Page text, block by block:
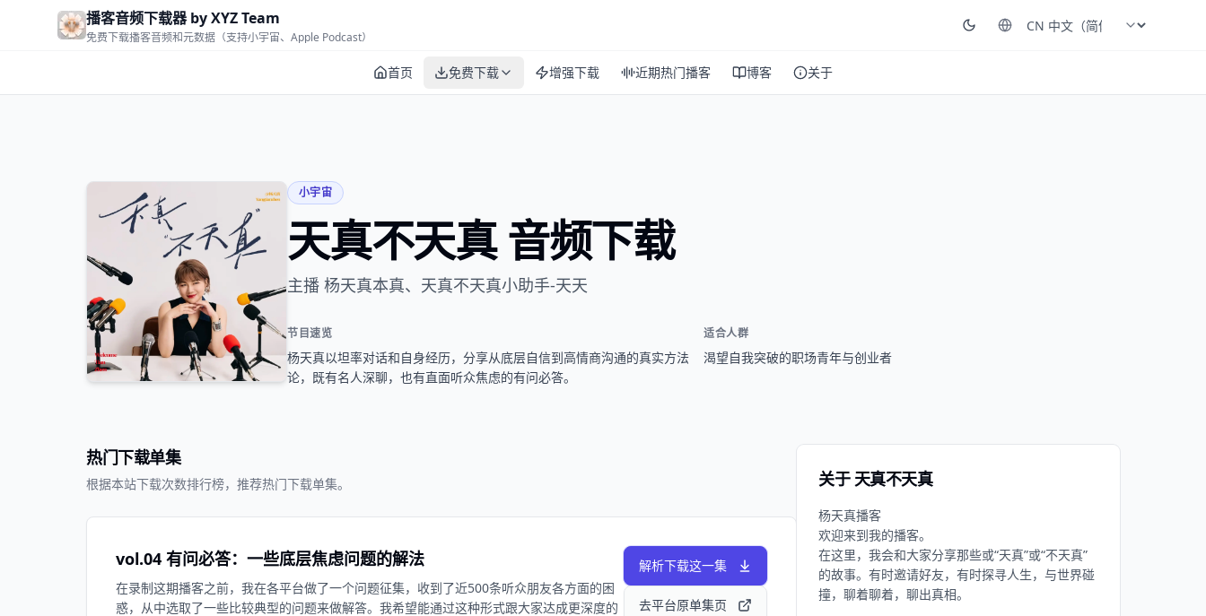
Skip to main content播客音频下载器 by XYZ Team
免费下载播客音频和元数据（支持小宇宙、Apple Podcast）
首页 免费下载 增强下载 近期热门播客 博客 关于
小宇宙
天真不天真 音频下载
主播 杨天真本真、天真不天真小助手-天天
节目速览
杨天真以坦率对话和自身经历，分享从底层自信到高情商沟通的真实方法
论，既有名人深聊，也有直面听众焦虑的有问必答。
适合人群
渴望自我突破的职场青年与创业者
热门下载单集
根据本站下载次数排行榜，推荐热门下载单集。
vol.04 有问必答：一些底层焦虑问题的解法
在录制这期播客之前，我在各平台做了一个问题征集，收到了近500条听众朋友各方面的困
惑，从中选取了一些比较典型的问题来做解答。我希望能通过这种形式跟大家达成更深度的
解析下载这一集
去平台原单集页
关于 天真不天真
杨天真播客
欢迎来到我的播客。
在这里，我会和大家分享那些或“天真”或“不天真”
的故事。有时邀请好友，有时探寻人生，与世界碰